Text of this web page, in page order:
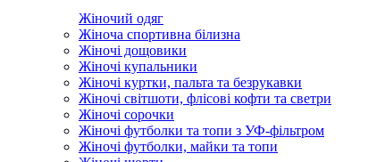
Жіночий одяг
Жіноча спортивна білизна
Жіночі дощовики
Жіночі купальники
Жіночі куртки, пальта та безрукавки
Жіночі світшоти, флісові кофти та светри
Жіночі сорочки
Жіночі футболки та топи з УФ-фільтром
Жіночі футболки, майки та топи